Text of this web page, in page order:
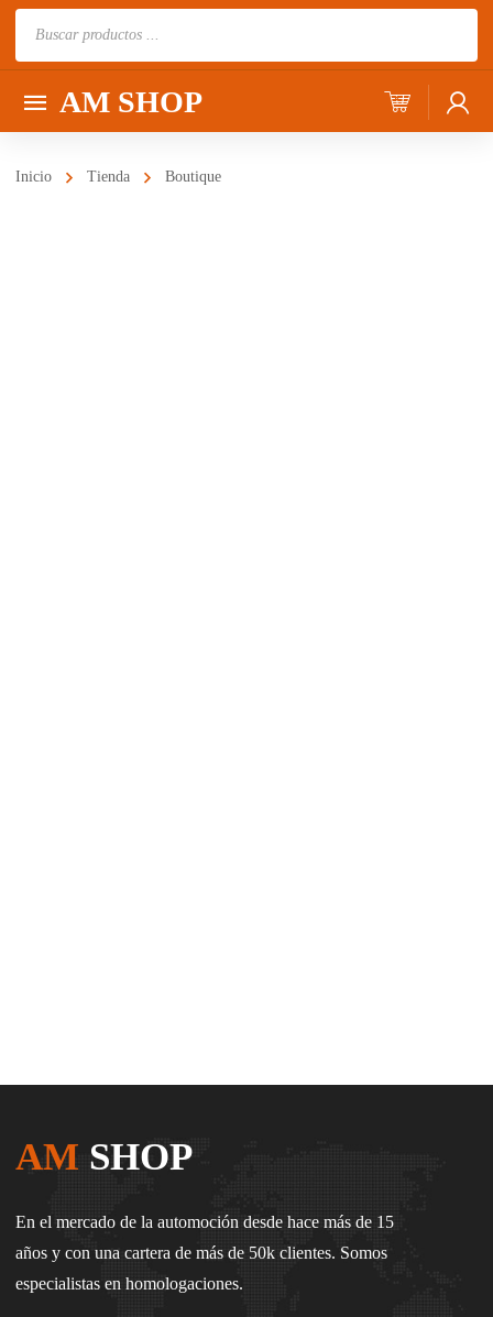
AM SHOP
Inicio Tienda Boutique
AM SHOP
En el mercado de la automoción desde hace más de 15
años y con una cartera de más de 50k clientes. Somos
especialistas en homologaciones.